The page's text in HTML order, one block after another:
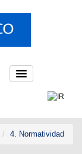
4. Normatividad